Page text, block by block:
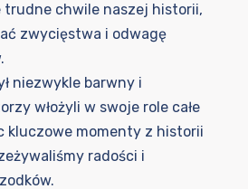
trudne chwile naszej historii,
zwycięstwa i odwagę
niezwykle barwny i
włożyli w swoje role całe
kluczowe momenty z historii
radości i